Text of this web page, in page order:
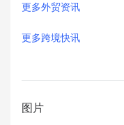
更多外贸资讯
更多跨境快讯
图片